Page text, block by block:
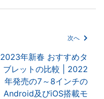
次へ
2023年新春 おすすめタ
ブレットの比較 | 2022
年発売の7～8インチの
Android及びiOS搭載モ